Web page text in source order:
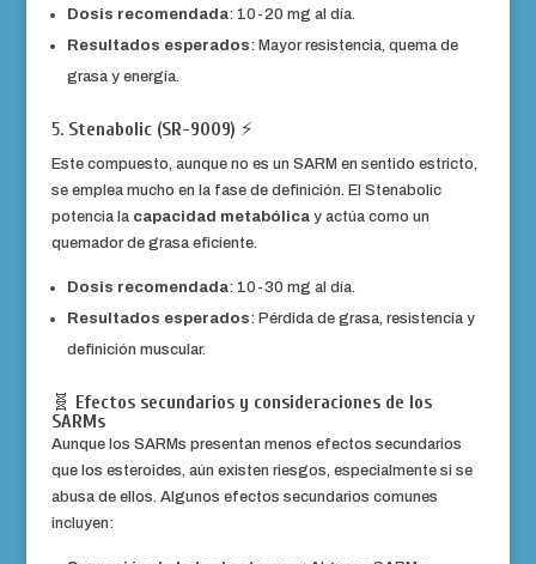
Dosis recomendada: 10-20 mg al día.
Resultados esperados: Mayor resistencia, quema de
grasa y energía.
5. Stenabolic (SR-9009) ⚡
Este compuesto, aunque no es un SARM en sentido estricto,
se emplea mucho en la fase de definición. El Stenabolic
potencia la capacidad metabólicay actúa como un
quemador de grasa eficiente.
Dosis recomendada: 10-30 mg al día.
Resultados esperados: Pérdida de grasa, resistencia y
definición muscular.
🧬 Efectos secundarios y consideraciones de los
SARMs
Aunque los SARMs presentan menos efectos secundarios
que los esteroides, aún existen riesgos, especialmente si se
abusa de ellos. Algunos efectos secundarios comunes
incluyen: